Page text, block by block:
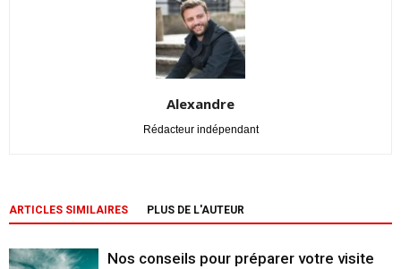
Alexandre
Rédacteur indépendant
ARTICLES SIMILAIRES PLUS DE L'AUTEUR
Nos conseils pour préparer votre visite